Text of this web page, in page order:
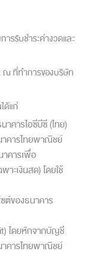
รรับชำระค่างวดและ
ณ ที่ทำการของบริษัท
ด้แก่
คารไอซีบีซี (ไทย)
คารไทยพาณิชย์
าคารเพื่อ
ะเงินสด) โดยใช้
ต์ของธนาคาร
โดยหักจากบัญชี
าคารไทยพาณิชย์